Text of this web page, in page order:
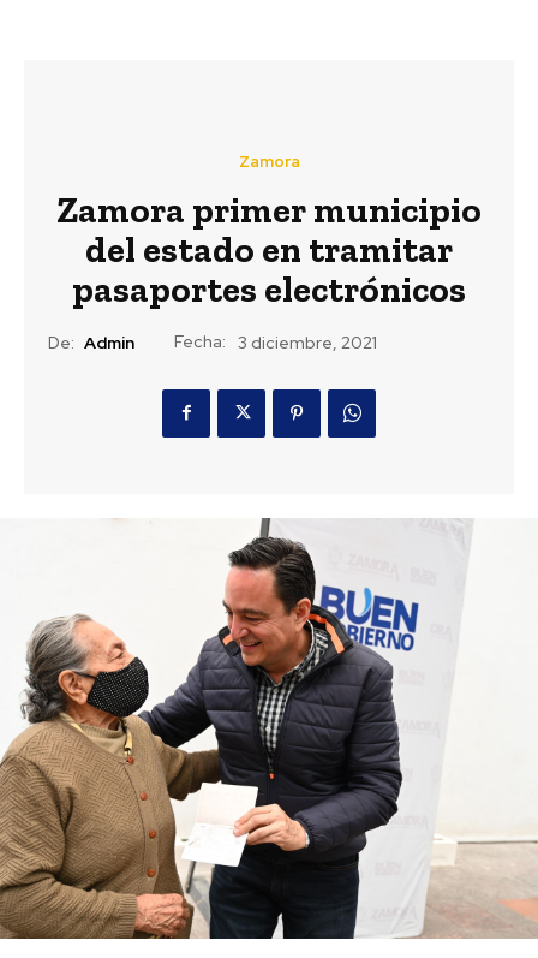
Zamora
Zamora primer municipio
del estado en tramitar
pasaportes electrónicos
De: Admin Fecha: 3 diciembre, 2021